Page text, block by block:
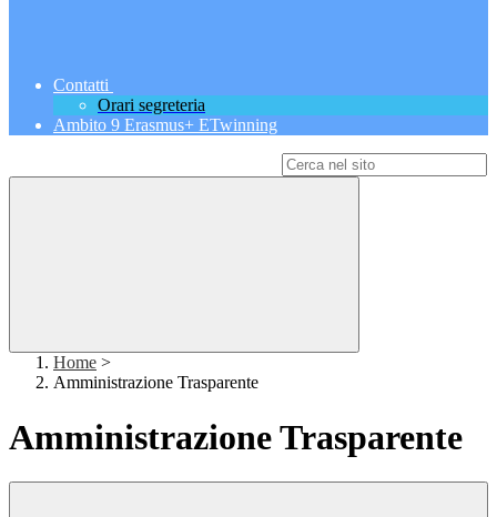
Contatti
Orari segreteria
Ambito 9 Erasmus+ ETwinning
Home >
Amministrazione Trasparente
Amministrazione Trasparente